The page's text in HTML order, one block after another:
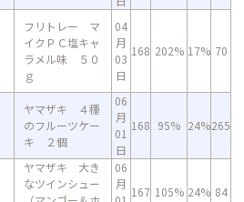
フリトレー マ
イクＰＣ塩キャ
ラメル味 ５０
ｇ
04
月
03
日
168 202% 17% 70
ヤマザキ ４種
のフルーツケー
キ ２個
06
月
01
日
168 95% 24%265
ヤマザキ 大き
なツインシュー
06
月
167 105% 24% 84